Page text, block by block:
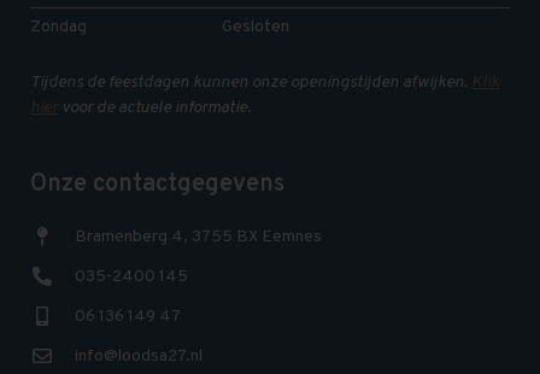
Zondag
Gesloten
Tijdens de feestdagen kunnen onze openingstijden afwijken. Klik
hiervoor de actuele informatie.
Onze contactgegevens
Bramenberg 4, 3755 BX Eemnes
035-2400 145
06 136 149 47
info@loodsa27.nl